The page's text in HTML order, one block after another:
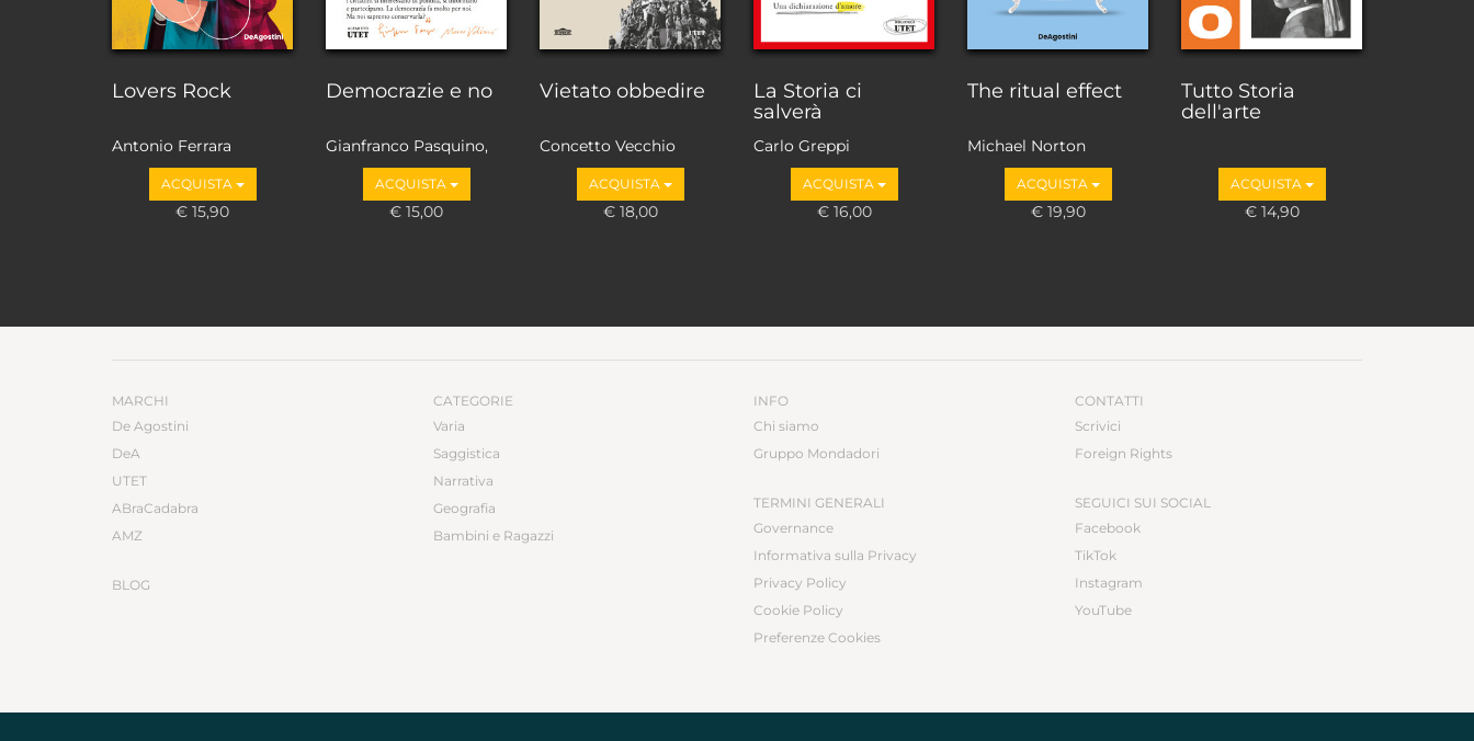
Lovers Rock
Antonio Ferrara
ACQUISTA
€ 15,90
Democrazie e no
Gianfranco Pasquino,
Marco Valbruzzi
ACQUISTA
€ 15,00
Vietato obbedire
Concetto Vecchio
ACQUISTA
€ 18,00
La Storia ci
salverà
Carlo Greppi
ACQUISTA
€ 16,00
The ritual effect
Michael Norton
ACQUISTA
€ 19,90
Tutto Storia
dell'arte
ACQUISTA
€ 14,90
MARCHI
De Agostini
DeA
UTET
ABraCadabra
AMZ
BLOG
CATEGORIE
Varia
Saggistica
Narrativa
Geografia
Bambini e Ragazzi
INFO
Chi siamo
Gruppo Mondadori
TERMINI GENERALI
Governance
Informativa sulla Privacy
Privacy Policy
Cookie Policy
Preferenze Cookies
CONTATTI
Scrivici
Foreign Rights
SEGUICI SUI SOCIAL
Facebook
TikTok
Instagram
YouTube